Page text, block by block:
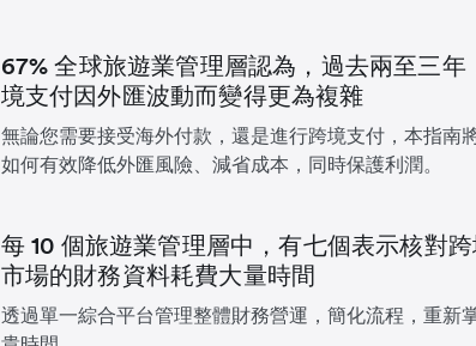
67% 全球旅遊業管理層認為，過去兩至三年
境支付因外匯波動而變得更為複雜
無論您需要接受海外付款，還是進行跨境支付，本指南
如何有效降低外匯風險、減省成本，同時保護利潤。
每 10 個旅遊業管理層中，有七個表示核對
市場的財務資料耗費大量時間
透過單一綜合平台管理整體財務營運，簡化流程，重新